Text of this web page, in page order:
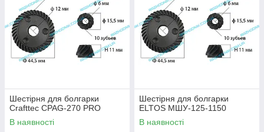
Шестірня для болгарки
Crafttec CPAG-270 PRO
В наявності
Шестірня для болгарки
ELTOS МШУ-125-1150
В наявності